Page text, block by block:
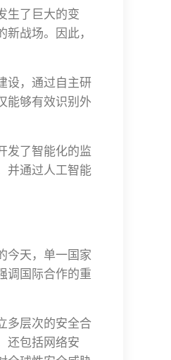
生了巨大的变
战场。因此，
设，通过自主研
能够有效识别外
发了智能化的监
并通过人工智能
今天，单一国家
调国际合作的重
多层次的安全合
还包括网络安